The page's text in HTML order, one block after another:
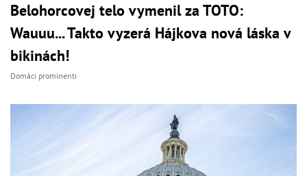
Belohorcovej telo vymenil za TOTO:
Wauuu... Takto vyzerá Hájkova nová láska v
bikinách!
Domáci prominenti